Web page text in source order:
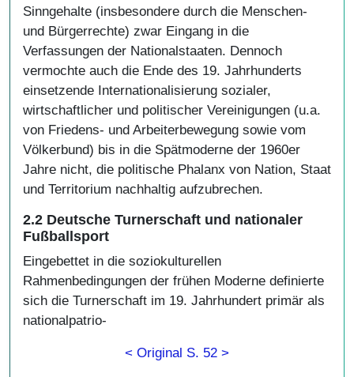
Sinngehalte (insbesondere durch die Menschen-
und Bürgerrechte) zwar Eingang in die
Verfassungen der Nationalstaaten. Dennoch
vermochte auch die Ende des 19. Jahrhunderts
einsetzende Internationalisierung sozialer,
wirtschaftlicher und politischer Vereinigungen (u.a.
von Friedens- und Arbeiterbewegung sowie vom
Völkerbund) bis in die Spätmoderne der 1960er
Jahre nicht, die politische Phalanx von Nation, Staat
und Territorium nachhaltig aufzubrechen.
2.2 Deutsche Turnerschaft und nationaler
Fußballsport
Eingebettet in die soziokulturellen
Rahmenbedingungen der frühen Moderne definierte
sich die Turnerschaft im 19. Jahrhundert primär als
nationalpatrio-
< Original S. 52 >